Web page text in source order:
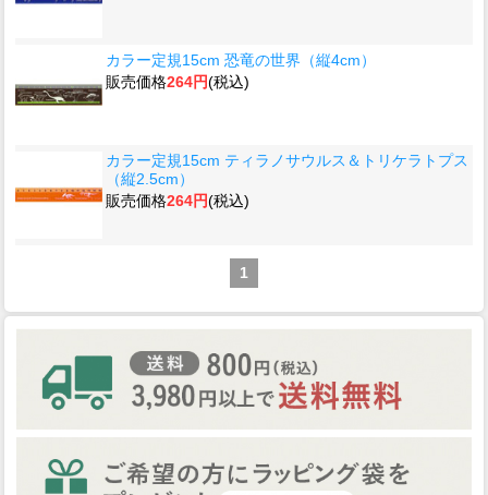
カラー定規15cm 恐竜の世界（縦4cm）
販売価格264円(税込)
カラー定規15cm ティラノサウルス＆トリケラトプス
（縦2.5cm）
販売価格264円(税込)
1